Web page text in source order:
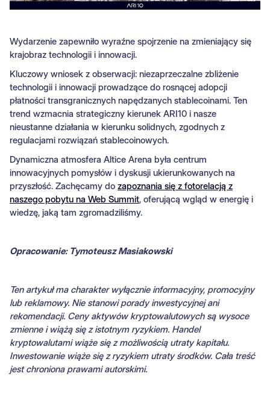
Wydarzenie zapewniło wyraźne spojrzenie na zmieniający się
krajobraz technologii i innowacji.
Kluczowy wniosek z obserwacji: niezaprzeczalne zbliżenie
technologii i innowacji prowadzące do rosnącej adopcji
płatności transgranicznych napędzanych stablecoinami. Ten
trend wzmacnia strategiczny kierunek ARI10 i nasze
nieustanne działania w kierunku solidnych, zgodnych z
regulacjami rozwiązań stablecoinowych.
Dynamiczna atmosfera Altice Arena była centrum
innowacyjnych pomysłów i dyskusji ukierunkowanych na
przyszłość. Zachęcamy do zapoznania się z fotorelacją z
naszego pobytu na Web Summit, oferującą wgląd w energię i
wiedzę, jaką tam zgromadziliśmy.
Opracowanie: Tymoteusz Masiakowski
Ten artykuł ma charakter wyłącznie informacyjny, promocyjny
lub reklamowy. Nie stanowi porady inwestycyjnej ani
rekomendacji. Ceny aktywów kryptowalutowych są wysoce
zmienne i wiążą się z istotnym ryzykiem. Handel
kryptowalutami wiąże się z możliwością utraty kapitału.
Inwestowanie wiąże się z ryzykiem utraty środków. Cała treść
jest chroniona prawami autorskimi.